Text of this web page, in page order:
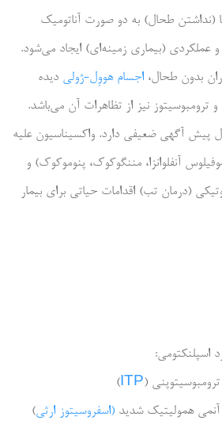
(نداشتن طحال) به دو صورت آناتومیک
و عملکردی (بیماری زمینه‌ای) ایجاد می‌شود.
بدون طحال، اجسام هووِل-ژولی دیده
و ترومبوسیتوز نیز از تظاهرات آن می‌باشد.
پیش آگهی ضعیفی دارد. واکسیناسیون علیه
آنفلوانزا، مننگوکوک، پنوموکوک) و
(درمان تب) اقدامات حیاتی برای بیمار
اسپلنکتومی:
ترومبوسیتوپنی (ITP
)
آنمی همولیتیک شدید(اسفروسیتوز ارثی)